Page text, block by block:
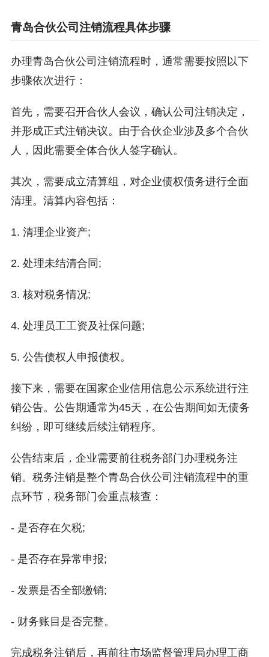
青岛合伙公司注销流程具体步骤
办理青岛合伙公司注销流程时，通常需要按照以下
步骤依次进行：
首先，需要召开合伙人会议，确认公司注销决定，
并形成正式注销决议。由于合伙企业涉及多个合伙
人，因此需要全体合伙人签字确认。
其次，需要成立清算组，对企业债权债务进行全面
清理。清算内容包括：
1. 清理企业资产;
2. 处理未结清合同;
3. 核对税务情况;
4. 处理员工工资及社保问题;
5. 公告债权人申报债权。
接下来，需要在国家企业信用信息公示系统进行注
销公告。公告期通常为45天，在公告期间如无债务
纠纷，即可继续后续注销程序。
公告结束后，企业需要前往税务部门办理税务注
销。税务注销是整个青岛合伙公司注销流程中的重
点环节，税务部门会重点核查：
- 是否存在欠税;
- 是否存在异常申报;
- 发票是否全部缴销;
- 财务账目是否完整。
完成税务注销后，再前往市场监督管理局办理工商